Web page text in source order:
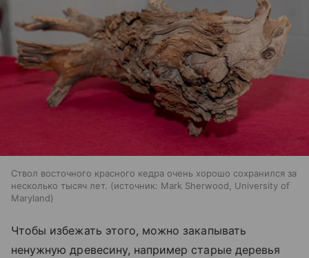
Ствол восточного красного кедра очень хорошо сохранился за
несколько тысяч лет.
источник: Mark Sherwood, University of
Maryland
Чтобы избежать этого, можно закапывать
ненужную древесину, например старые деревья